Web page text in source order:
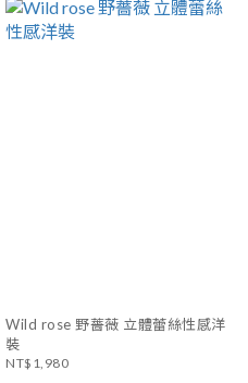
Wild rose 野薔薇 立體蕾絲性感洋
裝
NT$1,980